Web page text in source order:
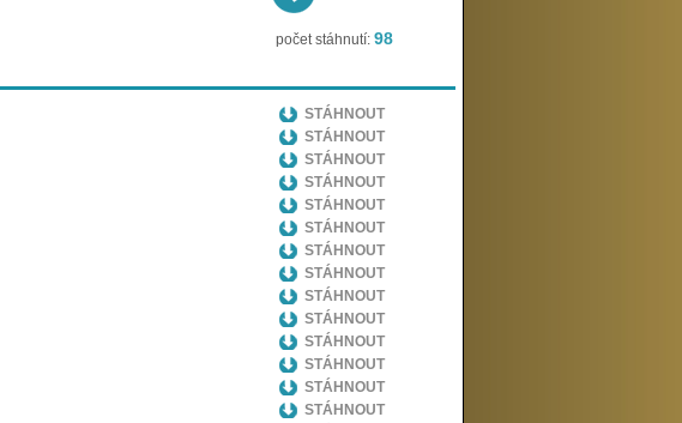
počet stáhnutí: 98
STÁHNOUT
STÁHNOUT
STÁHNOUT
STÁHNOUT
STÁHNOUT
STÁHNOUT
STÁHNOUT
STÁHNOUT
STÁHNOUT
STÁHNOUT
STÁHNOUT
STÁHNOUT
STÁHNOUT
STÁHNOUT